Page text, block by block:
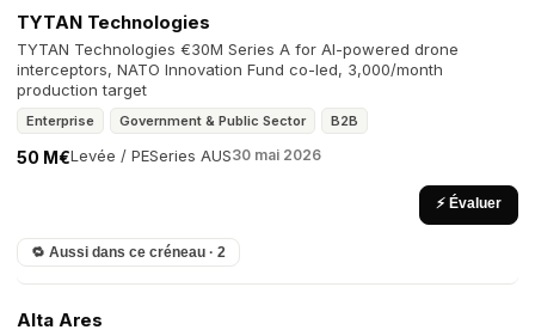
TYTAN Technologies
TYTAN Technologies €30M Series A for AI-powered drone
interceptors, NATO Innovation Fund co-led, 3,000/month
production target
Enterprise Government & Public Sector B2B
Levée / PE
50 M€ Series AUS30 mai 2026
⚡ Évaluer
🔁 Aussi dans ce créneau · 2
Alta Ares